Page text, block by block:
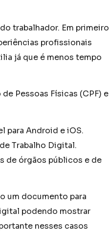
trabalhador. Em primeiro
profissionais
já que é menos tempo
Pessoas Físicas (CPF) e
para Android e iOS.
Trabalho Digital.
de órgãos públicos e de
um documento para
podendo mostrar
nesses casos